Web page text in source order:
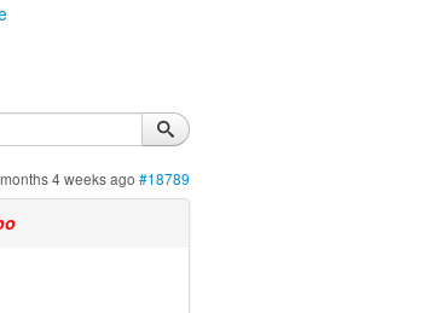
4 weeks ago #18789